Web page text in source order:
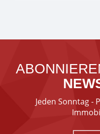
Jeden Sonntag -